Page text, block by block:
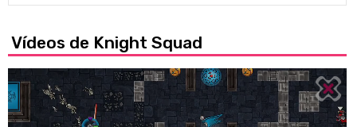
Vídeos de Knight Squad